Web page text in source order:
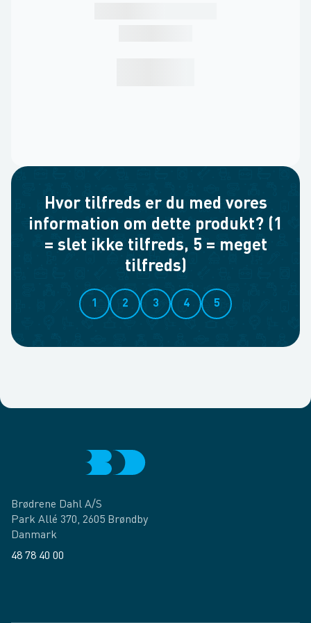
Hvor tilfreds er du med vores
information om dette produkt? (1
= slet ikke tilfreds, 5 = meget
tilfreds)
1 2 3 4 5
Brødrene Dahl A/S
Park Allé 370, 2605 Brøndby
Danmark
48 78 40 00